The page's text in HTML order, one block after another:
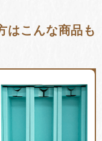
はこんな商品も